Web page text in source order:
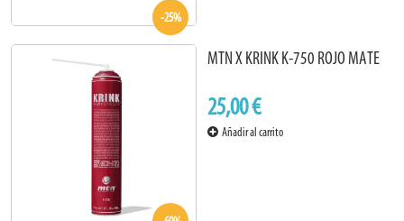
-25%
MTN X KRINK K-750 ROJO MATE
25,00 €
Añadir al carrito